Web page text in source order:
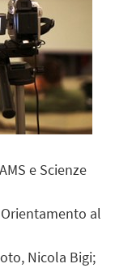
e Scienze
al
Nicola Bigi;